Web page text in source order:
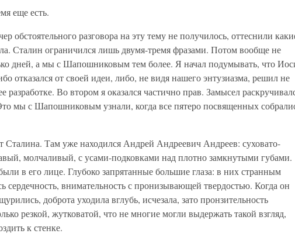
еще есть.
обстоятельного разговора на эту тему не получилось, оттеснили
Сталин ограничился лишь двумя-тремя фразами. Потом вообще не
дней, а мы с Шапошниковым тем более. Я начал подумывать, что
отказался от своей идеи, либо, не видя нашего энтузиазма, решил не
разработке. Во втором я оказался частично прав. Замысел
мы с Шапошниковым узнали, когда все пятеро посвященных
Сталина. Там уже находился Андрей Андреевич Андреев: суховато-
молчаливый, с усами-подковками над плотно замкнутыми губами.
в его лице. Глубоко запрятанные большие глаза: в них странным
сердечность, внимательность с пронизывающей твердостью. Когда он
доброта уходила вглубь, исчезала, зато пронзительность
резкой, жутковатой, что не многие могли выдержать такой взгляд,
к стенке.